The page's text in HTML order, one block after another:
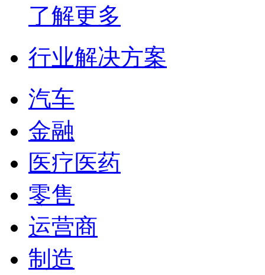
了解更多
行业解决方案
汽车
金融
医疗医药
零售
运营商
制造